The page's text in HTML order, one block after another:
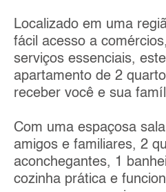
Localizado em uma
fácil acesso a
serviços essenciais,
apartamento de 2
receber você e sua
Com uma espaçosa
amigos e familiares, 2
aconchegantes, 1
cozinha prática e